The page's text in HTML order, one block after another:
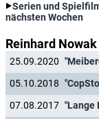
Serien und
nächsten Wochen
Reinhard
25.09.2020
05.10.2018
07.08.2017